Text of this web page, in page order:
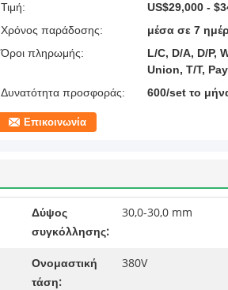
Τιμή:
US$29,000 -
Χρόνος παράδοσης:
μέσα σε 7
Όροι πληρωμής:
L/C, D/A, D/P,
Union, T/T,
Δυνατότητα προσφοράς:
600/set το
Επικοινωνία
Δύψος
συγκόλλησης:
30,0-30,0 mm
Ονομαστική
τάση:
380V